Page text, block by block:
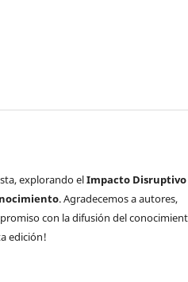
explorando elImpacto Disruptivo
. Agradecemos a autores,
con la difusión del
edición!